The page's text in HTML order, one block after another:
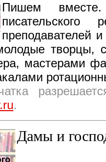
Пишем
преподавателей
творцы,
мастерами
.
Дамы и